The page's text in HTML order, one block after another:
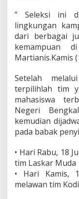
” Seleksi ini
lingkungan
dari berbagai
kemampuan
Martianis.Kamis
Setelah
terpilihlah tim
mahasiswa
Negeri
kemudian
pada babak
• Hari Rabu, 18
tim Laskar Muda
• Hari Kamis,
melawan tim